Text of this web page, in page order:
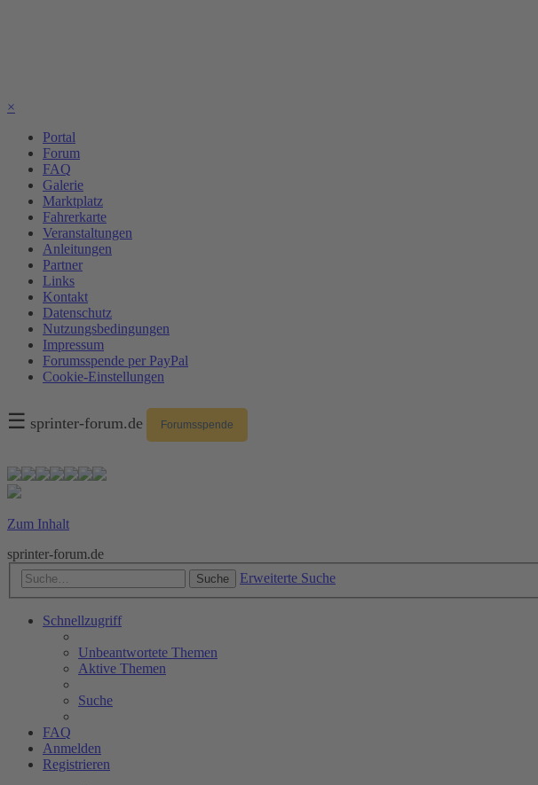
×
Portal
Forum
FAQ
Galerie
Marktplatz
Fahrerkarte
Veranstaltungen
Anleitungen
Partner
Links
Kontakt
Datenschutz
Nutzungsbedingungen
Impressum
Forumsspende per PayPal
Cookie-Einstellungen
☰ sprinter-forum.de Forumsspende
Zum Inhalt
sprinter-forum.de
Suche Erweiterte Suche
Schnellzugriff
Unbeantwortete Themen
Aktive Themen
Suche
FAQ
Anmelden
Registrieren